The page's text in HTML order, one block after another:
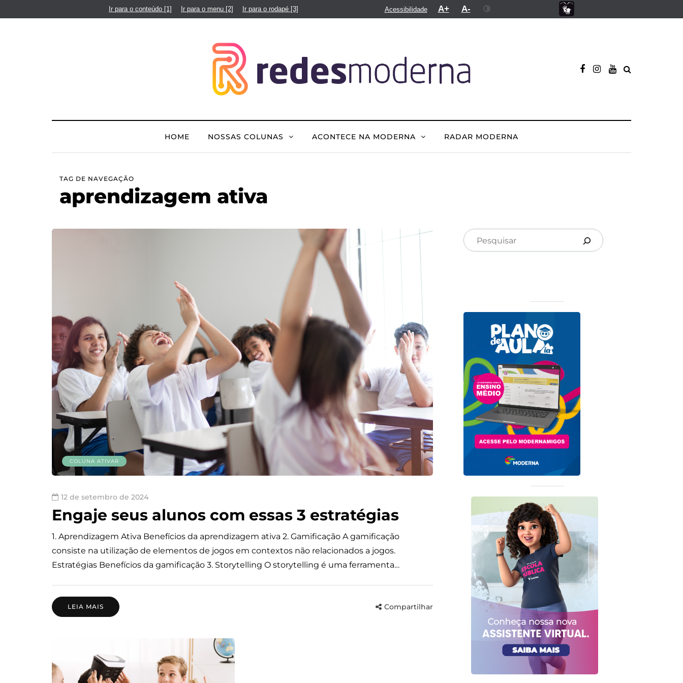
Ir para o conteúdo [1] Ir para o menu [2] Ir para o rodapé [3] Acessibilidade A+ A-
HOME NOSSAS COLUNAS ACONTECE NA MODERNA RADAR MODERNA
TAG DE NAVEGAÇÃO
aprendizagem ativa
COLUNA ATIVAR
12 de setembro de 2024
Engaje seus alunos com essas 3 estratégias
1. Aprendizagem Ativa Benefícios da aprendizagem ativa 2. Gamificação A gamificação
consiste na utilização de elementos de jogos em contextos não relacionados a jogos.
Estratégias Benefícios da gamificação 3. Storytelling O storytelling é uma ferramenta…
LEIA MAIS Compartilhar